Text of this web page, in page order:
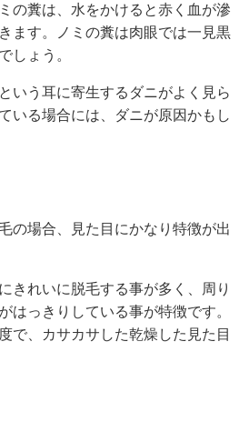
の糞は、水をかけると赤く血が滲
ます。ノミの糞は肉眼では一見黒
しょう。
いう耳に寄生するダニがよく見ら
いる場合には、ダニが原因かもし
の場合、見た目にかなり特徴が出
きれいに脱毛する事が多く、周り
はっきりしている事が特徴です。
で、カサカサした乾燥した見た目